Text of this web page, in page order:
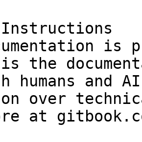
is
the
humans and
over
at